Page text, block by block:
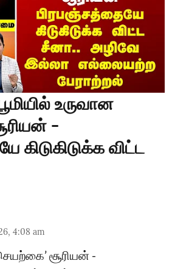
உருவான
-
கிடுகிடுக்க விட்ட
4:08 am
சூரியன் -